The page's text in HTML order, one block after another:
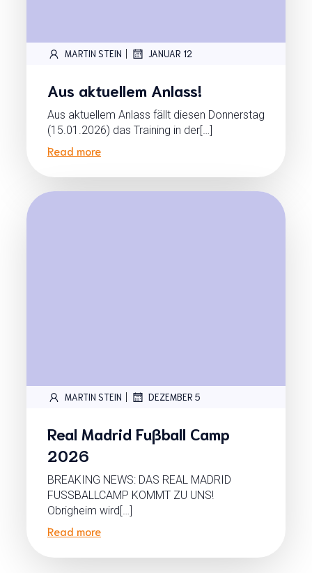
MARTIN STEIN | JANUAR 12
Aus aktuellem Anlass!
Aus aktuellem Anlass fällt diesen Donnerstag
(15.01.2026) das Training in der[…]
Read more
MARTIN STEIN | DEZEMBER 5
Real Madrid Fußball Camp
2026
BREAKING NEWS: DAS REAL MADRID
FUSSBALLCAMP KOMMT ZU UNS!
Obrigheim wird[…]
Read more